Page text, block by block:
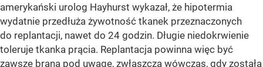
amerykański urolog Hayhurst wykazał, że hipotermia
wydatnie przedłuża żywotność tkanek przeznaczonych
do replantacji, nawet do 24 godzin. Długie niedokrwienie
toleruje tkanka prącia. Replantacja powinna więc być
zawsze brana pod uwagę, zwłaszcza wówczas, gdy została